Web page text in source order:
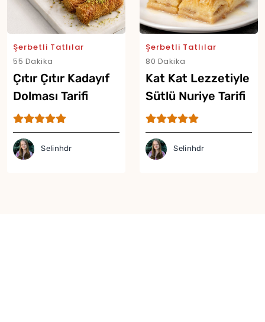
Şerbetli Tatlılar
55 Dakika
Çıtır Çıtır Kadayıf
Dolması Tarifi
Selinhdr
Şerbetli Tatlılar
80 Dakika
Kat Kat Lezzetiyle
Sütlü Nuriye Tarifi
Selinhdr